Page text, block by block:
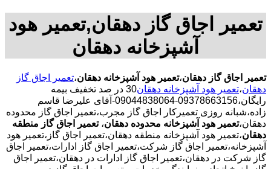
تعمیر اجاق گاز دهقان,تعمیر هود
آشپزخانه دهقان
تعمیر اجاق گاز دهقان،تعمیر هود آشپزخانه دهقان،تعمیر اجاق گاز
دهقان،تعمیر هود آشپزخانه دهقان
30 در صد تخفیف بیمه
رایگان،09378663156-09044838064-آقای علیرضا قاسم
زاده،شبانه روزی تعمیرکار اجاق گاز مجرب،تعمیر اجاق گاز محدوده
دهقان،تعمیر هود آشپزخانه محدوده دهقان، تعمیر اجاق گاز منطقه
دهقان،تعمیر هود آشپزخانه منطقه دهقان،تعمیر اجاق گاز،تعمیر هود
آشپزخانه،تعمیر اجاق گاز شرکت،تعمیر اجاق گاز ادارات،تعمیر اجاق
گاز شرکت در دهقان،تعمیر اجاق گاز ادارات در دهقان،تعمیر اجاق